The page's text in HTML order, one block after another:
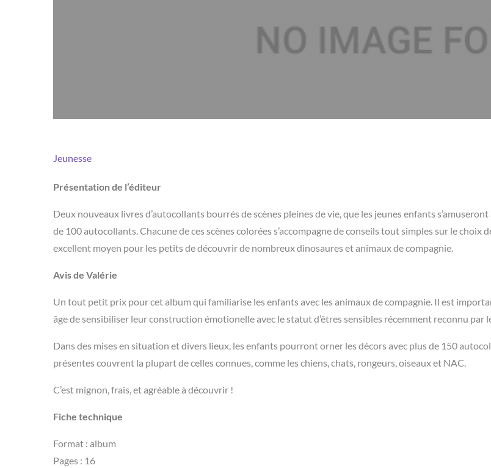
Jeunesse
Présentation de l’éditeur
Deux nouveaux livres d’autocollants bourrés de scènes pleines de vie, que les jeunes enfants
de 100 autocollants. Chacune de ces scènes colorées s’accompagne de conseils tout simples sur le choix
excellent moyen pour les petits de découvrir de nombreux dinosaures et animaux de compagnie.
Avis de Valérie
Un tout petit prix pour cet album qui familiarise les enfants avec les animaux de compagnie. Il est
âge de sensibiliser leur construction émotionelle avec le statut d’êtres sensibles récemment reconnu par
Dans des mises en situation et divers lieux, les enfants pourront orner les décors avec plus de 150
présentes couvrent la plupart de celles connues, comme les chiens, chats, rongeurs, oiseaux et NAC.
C’est mignon, frais, et agréable à découvrir !
Fiche technique
Format : album
Pages : 16